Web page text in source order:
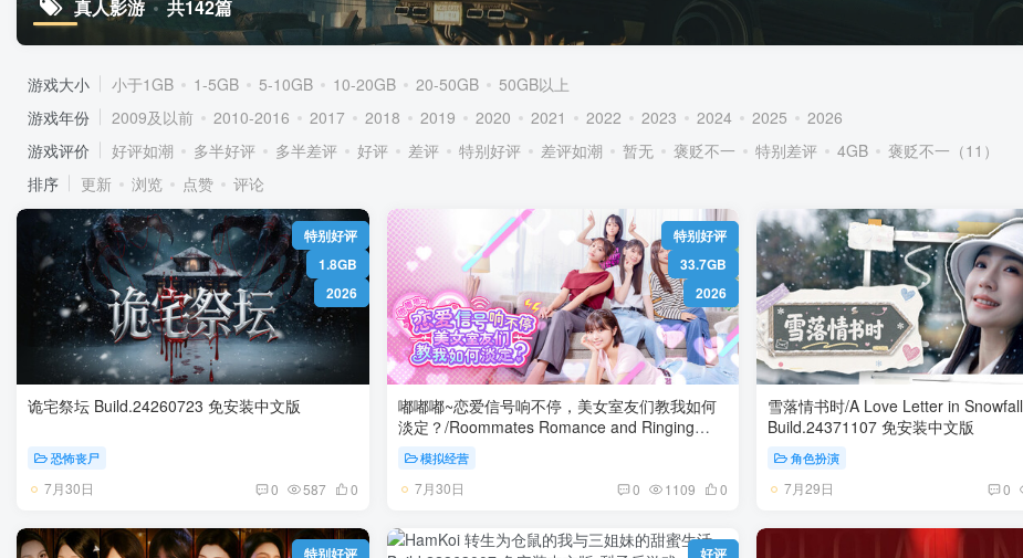
真人影游 共142篇
游戏大小 小于1GB 1-5GB 5-10GB 10-20GB 20-50GB
50GB以上
游戏年份
2009及以前 2010-2016 2017 2018 2019 2020 2021 2022 2023 2024 2025
2026
游戏评价
好评如潮 多半好评 多半差评 好评 差评 特别好评 差评如潮 暂无 褒贬不一 特别差评 4GB
褒贬不一（11）
排序
更新 浏览 点赞 评论
特别好评
1.8GB
2026
诡宅祭坛 Build.24260723 免安装中文版
恐怖丧尸
7月30日 0 587 0
特别好评
33.7GB
2026
嘟嘟嘟~恋爱信号响不停，美女室友们教我如何
淡定？/Roommates Romance and Ringing
模拟经营
7月30日 0 1109 0
雪落情书时/A Love Letter in Snowfall
Build.24371107 免安装中文版
角色扮演
7月29日 0
特别好评
好评